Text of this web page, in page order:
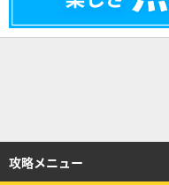
攻略メニュー